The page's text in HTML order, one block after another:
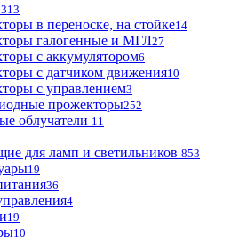
313
в переноске, на стойке14
галогенные и МГЛ27
с аккумулятором6
с датчиком движения10
с управлением3
прожекторы252
облучатели 11
для ламп и светильников 853
19
36
4
19
10